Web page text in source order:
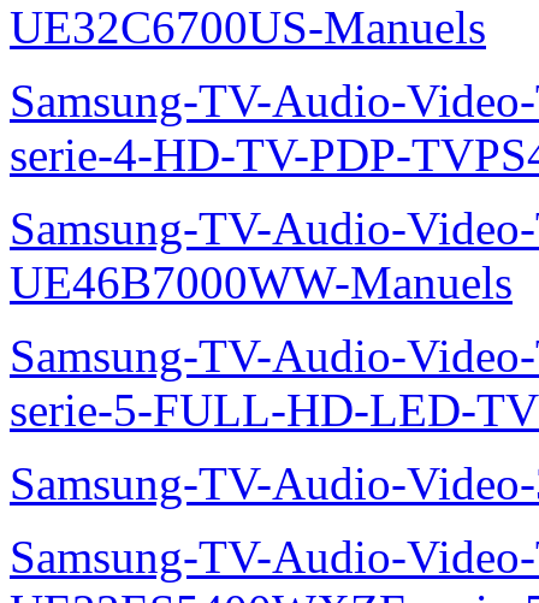
UE32C6700US-Manuels
Samsung-TV-Audio-
serie-4-HD-TV-PDP-
Samsung-TV-Audio-
UE46B7000WW-Manuels
Samsung-TV-Audio-
serie-5-FULL-HD-LED-
Samsung-TV-Audio-
Samsung-TV-Audio-